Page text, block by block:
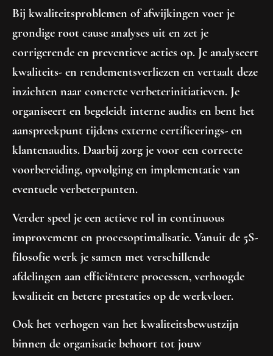
Bij kwaliteitsproblemen of afwijkingen voer je
grondige root cause analyses uit en zet je
corrigerende en preventieve acties op. Je analyseert
kwaliteits- en rendementsverliezen en vertaalt deze
inzichten naar concrete verbeterinitiatieven. Je
organiseert en begeleidt interne audits en bent het
aanspreekpunt tijdens externe certificerings- en
klantenaudits. Daarbij zorg je voor een correcte
voorbereiding, opvolging en implementatie van
eventuele verbeterpunten.
Verder speel je een actieve rol in continuous
improvement en procesoptimalisatie. Vanuit de 5S-
filosofie werk je samen met verschillende
afdelingen aan efficiëntere processen, verhoogde
kwaliteit en betere prestaties op de werkvloer.
Ook het verhogen van het kwaliteitsbewustzijn
binnen de organisatie behoort tot jouw